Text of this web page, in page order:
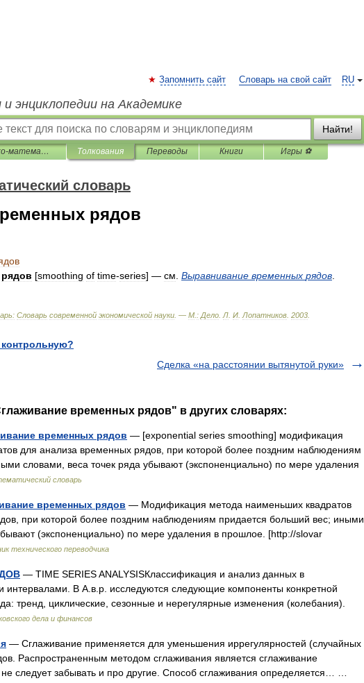
RU
Запомнить сайт Словарь на свой сайт
и энциклопедии на Академике
Найти!
Экономико-математический словарь Толкования Переводы Книги Игры ⚽
словарь
рядов
рядов [smoothing of time-series] — см Выравнивание временных рядов
Словарь современной экономической науки . — М : Дело Л И Лопатников 2003
Сделка «на расстоянии вытянутой руки»
временных рядов" в других словарях:
временных рядов — [ex­ponential series smoothing] модификация
для анализа временных рядов, при которой более поздним наблюдениям
словами, веса точек ряда убывают (экспоненциально) по мере удаления
словарь
временных рядов — Модификация метода наименьших квадратов
при которой более поздним наблюдениям придается больший вес; иными
(экспоненциально) по мере удаления в прошлое. [http://slovar
технического переводчика
— TIME SERIES ANALYSISКлассификация и анализ данных в
интервалами. В А.в.р. исследуются следующие компоненты конкретной
тренд, циклические, сезонные и нерегулярные изменения (колебания).
дела и финансов
— Сглаживание применяется для уменьшения иррегулярностей (случайных
Распространенным методом сглаживания является сглаживание
следует забывать и про другие. Способ сглаживания определяется… …